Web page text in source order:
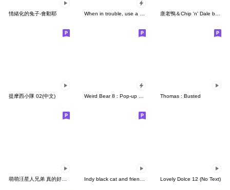
情緒化的兔子-會動耶 唐老鴨＆Chip 'n' Dale by 大川bkub
提摩西小隊 02(中文) Weird Bear 8 : Pop-up stickers Thomas : Busted
Lovely Dolce 12 (No Text)